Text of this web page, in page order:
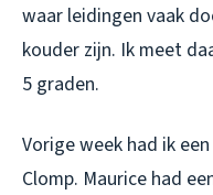
waar leidingen vaak
kouder zijn. Ik meet
5 graden.
Vorige week had ik
Clomp. Maurice had